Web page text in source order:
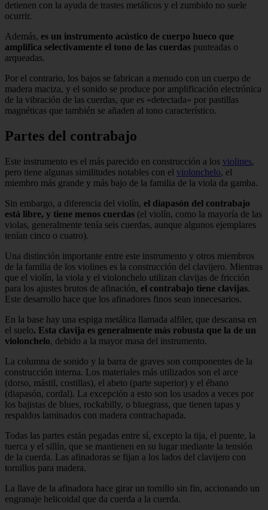
detienen con la ayuda de trastes metálicos y el zumbido no suele
ocurrir.
Además, es un instrumento acústico de cuerpo hueco que
amplifica selectivamente el tono de las cuerdas punteadas o
arqueadas.
Por el contrario, los bajos se fabrican a menudo con un cuerpo de
madera maciza, y el sonido se produce por amplificación electrónica
de la vibración de las cuerdas, que es «detectada» por pastillas
magnéticas que también se añaden al tono característico.
Partes del contrabajo
Este instrumento es el más parecido en construcción a los violines,
pero tiene algunas similitudes notables con el violonchelo, el
miembro más grande y más bajo de la familia de la viola da gamba.
Sin embargo, a diferencia del violín, el diapasón del contrabajo
está libre, y tiene menos cuerdas (el violín, como la mayoría de las
violas, generalmente tenía seis cuerdas, aunque algunos ejemplares
tenían cinco o cuatro).
Una distinción importante entre este instrumento y otros miembros
de la familia de los violines es la construcción del clavijero. Mientras
que el violín, la viola y el violonchelo utilizan clavijas de fricción
para los ajustes brutos de afinación, el contrabajo tiene clavijas.
Este desarrollo hace que los afinadores finos sean innecesarios.
En la base hay una espiga metálica llamada alfiler, que descansa en
el suelo. Esta clavija es generalmente más robusta que la de un
violonchelo, debido a la mayor masa del instrumento.
La columna de sonido y la barra de graves son componentes de la
construcción interna. Los materiales más utilizados son el arce
(dorso, mástil, costillas), el abeto (parte superior) y el ébano
(diapasón, cordal). La excepción a esto son los usados a veces por
los bajistas de blues, rockabilly, o bluegrass, que tienen tapas y
respaldos laminados con madera contrachapada.
Todas las partes están pegadas entre sí, excepto la tija, el puente, la
tuerca y el sillín, que se mantienen en su lugar mediante la tensión
de la cuerda. Las afinadoras se fijan a los lados del clavijero con
tornillos para madera.
La llave de la afinadora hace girar un tornillo sin fin, accionando un
engranaje helicoidal que da cuerda a la cuerda.